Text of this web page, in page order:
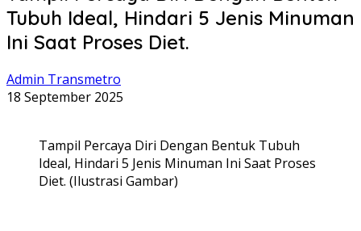
Tubuh Ideal, Hindari 5 Jenis Minuman
Ini Saat Proses Diet.
Admin Transmetro
18 September 2025
Tampil Percaya Diri Dengan Bentuk Tubuh
Ideal, Hindari 5 Jenis Minuman Ini Saat Proses
Diet. (Ilustrasi Gambar)